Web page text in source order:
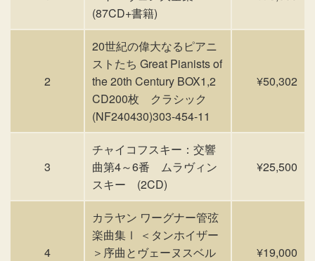
(87CD+書籍)
2
20世紀の偉大なるピアニ
ストたち Great Pianists of
the 20th Century BOX1,2
CD200枚 クラシック
(NF240430)303-454-11
¥50,302
3
チャイコフスキー：交響
曲第4～6番 ムラヴィン
スキー (2CD)
¥25,500
4
カラヤン ワーグナー管弦
楽曲集Ⅰ ＜タンホイザー
＞序曲とヴェーヌスベル
¥19,000